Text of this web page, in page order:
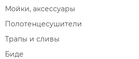
Мойки, аксессуары
Полотенцесушители
Трапы и сливы
Биде